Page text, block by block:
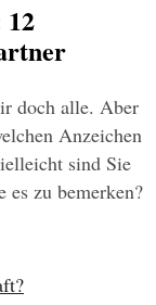
12
doch alle. Aber
Anzeichen
sind Sie
es zu bemerken?